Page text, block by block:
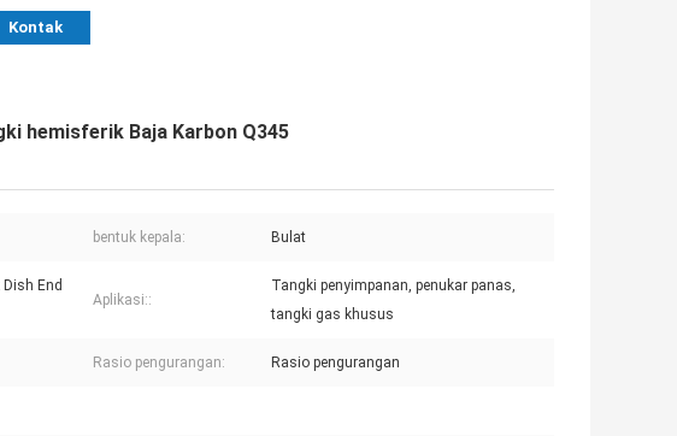
Kontak
hemisferik Baja Karbon Q345
bentuk kepala: Bulat
End
Aplikasi::
Tangki penyimpanan, penukar panas,
tangki gas khusus
Rasio pengurangan: Rasio pengurangan